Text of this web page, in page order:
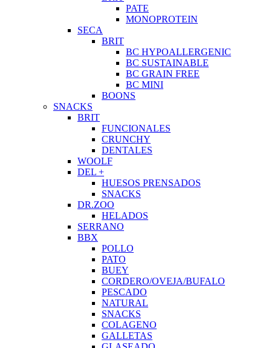
PATE
MONOPROTEIN
SECA
BRIT
BC HYPOALLERGENIC
BC SUSTAINABLE
BC GRAIN FREE
BC MINI
BOONS
SNACKS
BRIT
FUNCIONALES
CRUNCHY
DENTALES
WOOLF
DEL +
HUESOS PRENSADOS
SNACKS
DR.ZOO
HELADOS
SERRANO
BBX
POLLO
PATO
BUEY
CORDERO/OVEJA/BUFALO
PESCADO
NATURAL
SNACKS
COLAGENO
GALLETAS